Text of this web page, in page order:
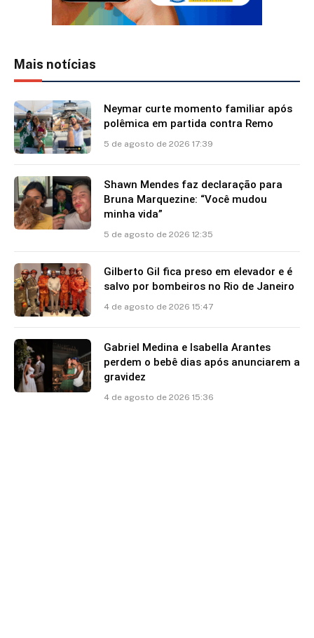
Mais notícias
Neymar curte momento familiar após
polêmica em partida contra Remo
5 de agosto de 2026 17:39
Shawn Mendes faz declaração para
Bruna Marquezine: “Você mudou
minha vida”
5 de agosto de 2026 12:35
Gilberto Gil fica preso em elevador e é
salvo por bombeiros no Rio de Janeiro
4 de agosto de 2026 15:47
Gabriel Medina e Isabella Arantes
perdem o bebê dias após anunciarem a
gravidez
4 de agosto de 2026 15:36